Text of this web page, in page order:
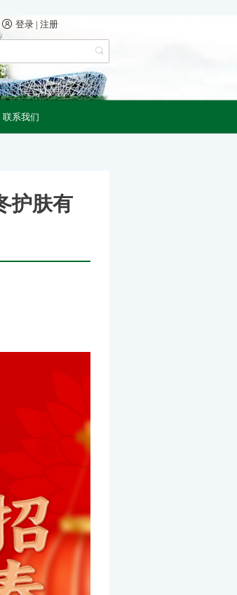
 登录 |注册
联系我们
护肤有